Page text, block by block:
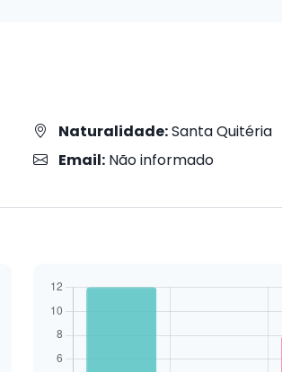
Naturalidade:Santa Quitéria
Email:Não informado